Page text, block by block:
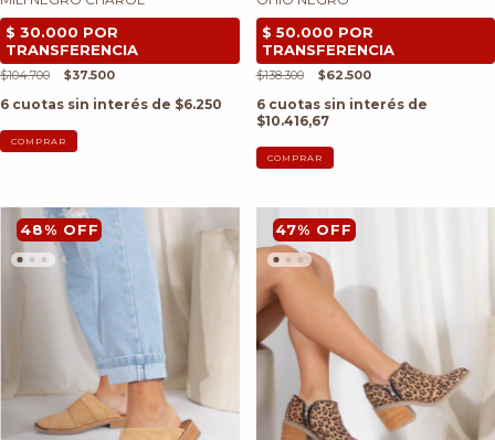
$104.700 $37.500
6 cuotas sin interés de $6.250
COMPRAR
$138.300 $62.500
6 cuotas sin interés de
$10.416,67
COMPRAR
48% OFF 47% OFF